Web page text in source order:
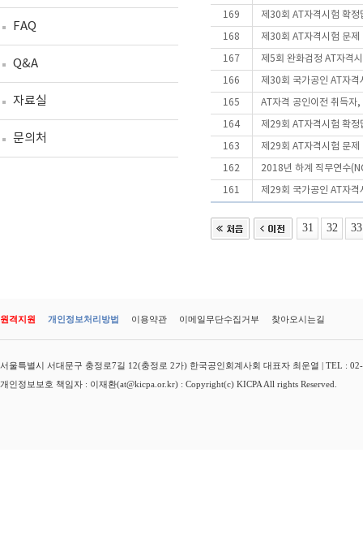
FAQ
Q&A
자료실
문의처
169 제30회 AT자격시험 확정
168 제30회 AT자격시험 문
167 제5회 완화검정 AT자격
166 제30회 국가공인 AT자격
165 AT자격 공인이전 취득자
164 제29회 AT자격시험 확정
163 제29회 AT자격시험 문
162 2018년 하계 직무연수
161 제29회 국가공인 AT자격
31 32 33
원격지원 개인정보처리방법 이용약관 이메일무단수집거부 찾아오시는길
서울특별시 서대문구 충정로7길 12(충정로 2가) 한국공인회계사회 대표자 최운열 | TEL :
개인정보보호 책임자 : 이재환(at@kicpa.or.kr) : Copyright(c) KICPA All rights Reserved.